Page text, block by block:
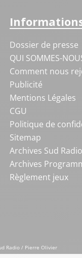
Dossier de presse
QUI SOMMES-
Comment nous
Publicité
Mentions Légales
CGU
Politique de
Sitemap
Archives Sud Radio
Archives
Règlement jeux
Radio / Pierre Olivier